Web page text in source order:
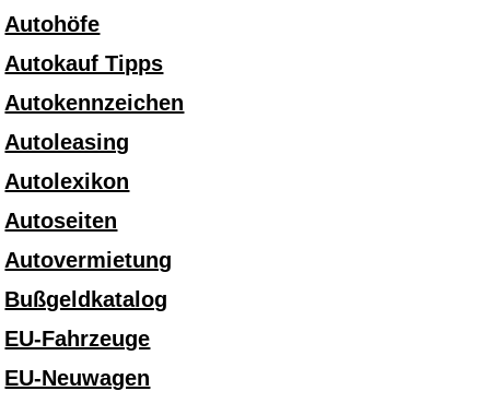
Autohöfe
Autokauf Tipps
Autokennzeichen
Autoleasing
Autolexikon
Autoseiten
Autovermietung
Bußgeldkatalog
EU-Fahrzeuge
EU-Neuwagen